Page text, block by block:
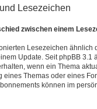
Lesezeichen
zwischen einem
Lesezeichen
Update. Seit phpBB
wenn ein Thema
eines Themas oder eines
können im